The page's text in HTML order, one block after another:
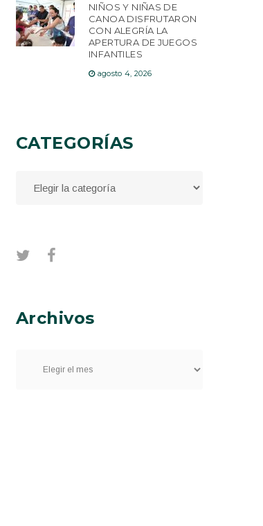
NIÑOS Y NIÑAS DE
CANOA DISFRUTARON
CON ALEGRÍA LA
APERTURA DE JUEGOS
INFANTILES
agosto 4, 2026
CATEGORÍAS
Archivos